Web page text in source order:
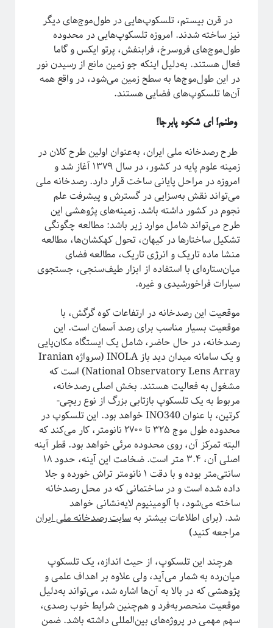
در قرن بیستم، تلسکوپ‌هایی در طول‌موج‌های دیگر
نیز ساخته شدند. امروزه تلسکوپ‌هایی در محدوده
طول‌موج‌های فروسرخ، فرابنفش، پرتو ایکس و گاما
فعال هستند. به‌دلیل اینکه جو زمین مانع از رسیدن نور
در این طول‌موج‌ها به سطح زمین می‌شود، در واقع همه
آن‌ها تلسکوپ‌های فضایی هستند.
وطنم! ای شکوه پابرجا!
طرح رصدخانه ملی ایران، به‌عنوان اولین طرح کلان در
زمینه علوم پایه در کشور، در سال ۱۳۷۹ آغاز شد و
امروزه در مراحل پایانی ساخت قرار دارد. رصدخانه ملی
می‌تواند نقش به‌سزایی در گسترش و پیشرفت علم
نجوم در کشور داشته باشد. زمینه‌های پژوهشی این
طرح می‌تواند شامل موارد زیر باشد: مطالعه چگونگی
تشکیل ساختارها در کیهان، تحول کهکشان‌ها، مطالعه
منشا ماده تاریک و انرژی تاریک، مطالعه فضای
میان‌ستاره‌ای با استفاده از ابزار طیف‌سنجی، جستجوی
سیارات فراخورشیدی و غیره.
موقعیت این رصدخانه در ارتفاعات کوه گرگش، با
موقعیت بسیار مناسب برای رصد آسمان است. این
رصدخانه، در حال حاضر، شامل یک ایستگاه مکان‌پایی
و یک سامانه میدان دید باز INOLA (سرواژه Iranian
National Observatory Lens Array) است که
مشغول به فعالیت هستند. بخش اصلی رصدخانه،
مربوط به یک تلسکوپ بازتابی بزرگ از نوع ریچی-
کرتین، با عنوان INO340 خواهد بود. این تلسکوپ در
محدوده طول موج ۳۲۵ تا ۲۷۰۰ نانومتر، کار می‌کند که
البته تمرکز آن، روی محدوده مرئی خواهد بود. قطر آینه
اصلی آن، ۳.۴ متر است. ضخامت این آینه، حدود ۱۸
سانتی‌متر بوده و با دقت ۱ نانومتر تراش خورده و جلا
داده شده است و در ساختمانی که در محل رصدخانه
ساخته می‌شود، با آلومینیوم لایه‌نشانی خواهد
شد. (برای اطلاعات بیشتر بهسایت رصدخانه ملی ایران
مراجعه کنید)
هرچند این تلسکوپ، از حیث اندازه، یک تلسکوپ
میان‌رده به‌ شمار می‌آید، ولی علاوه بر اهداف علمی و
پژوهشی که در بالا به آن‌ها اشاره شد، می‌تواند به‌دلیل
موقعیت منحصر‌به‌فرد و هم‌چنین شرایط خوب رصدی،
سهم مهمی در پروژه‌های بین‌المللی داشته باشد. ضمن